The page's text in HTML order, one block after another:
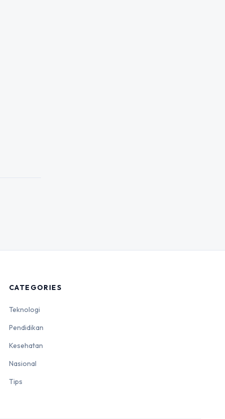
CATEGORIES
Teknologi
Pendidikan
Kesehatan
Nasional
Tips